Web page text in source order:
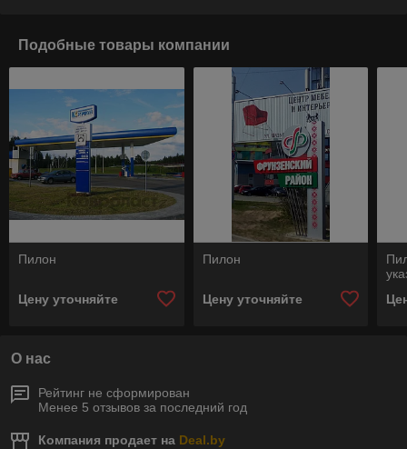
Подобные товары компании
Пилон
Цену уточняйте
Пилон
Цену уточняйте
О нас
Рейтинг не сформирован
Менее 5 отзывов за последний год
Компания продает на Deal.by